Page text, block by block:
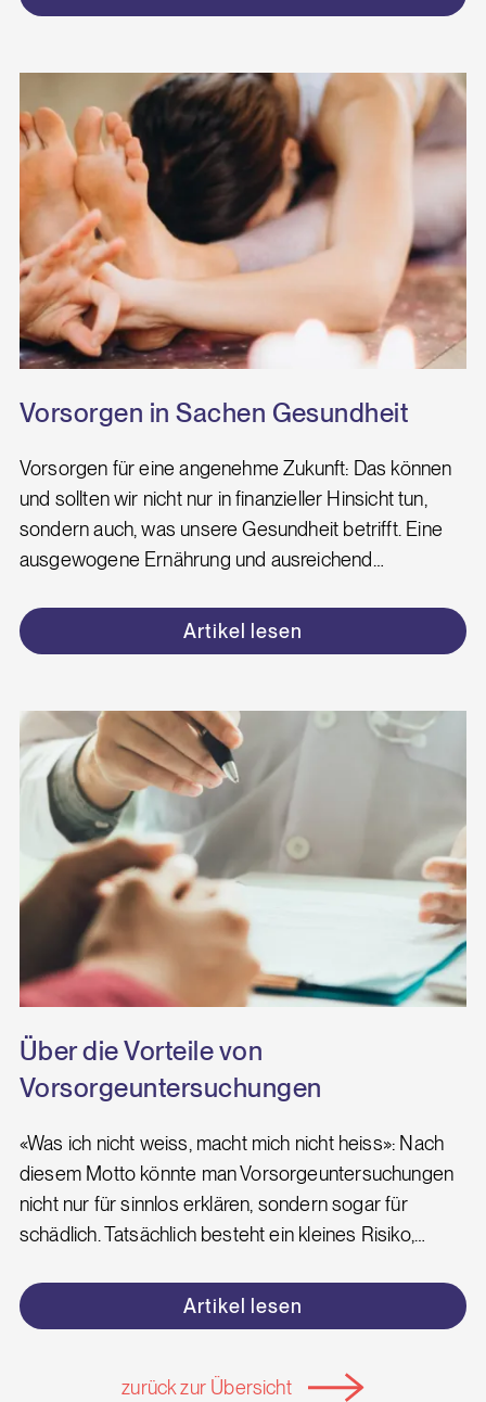
Vorsorgen in Sachen Gesundheit
Vorsorgen für eine angenehme Zukunft: Das können
und sollten wir nicht nur in finanzieller Hinsicht tun,
sondern auch, was unsere Gesundheit betrifft. Eine
ausgewogene Ernährung und ausreichend…
Artikel lesen
Über die Vorteile von
Vorsorgeuntersuchungen
«Was ich nicht weiss, macht mich nicht heiss»: Nach
diesem Motto könnte man Vorsorgeuntersuchungen
nicht nur für sinnlos erklären, sondern sogar für
schädlich. Tatsächlich besteht ein kleines Risiko,…
Artikel lesen
zurück zur Übersicht